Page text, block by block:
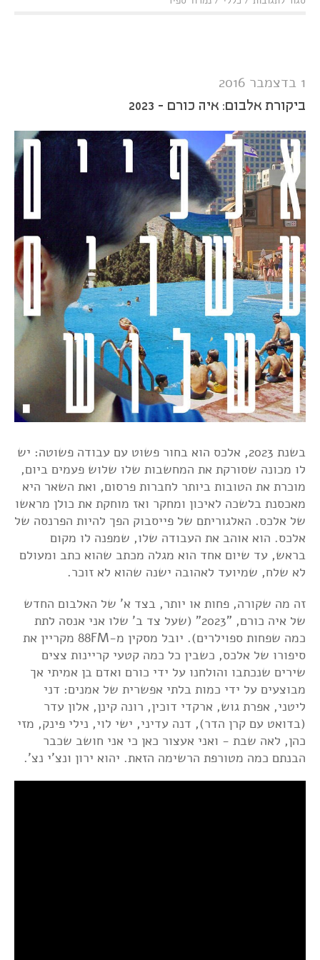
the
Wild
Heart
of Life
1 בדצמבר 2016
ביקורת אלבום: איה כורם - 2023
בשנת 2023, אלכס הוא בחור פשוט עם עבודה פשוטה: יש
לו מכונה שסורקת את המחשבות שלו שלוש פעמים ביום,
מוכרת את הטובות ביותר לחברות פרסום, ואת השאר היא
מאכסנת בלשכה לאיכון ומחקר ואז מוחקת את כולן מראשו
של אלכס. האלגוריתם של פייסבוק הפך להיות הפרנסה של
אלכס. הוא אוהב את העבודה שלו, שמפנה לו מקום
בראש, עד שיום אחד הוא מגלה מכתב שהוא כתב ומעולם
לא שלח, שמיועד לאהובה ישנה שהוא לא זוכר.
זה מה שקורה, פחות או יותר, בצד א' של האלבום החדש
של איה כורם, "2023" (שעל צד ב' שלו אני אנסה לתת
כמה שפחות ספוילרים). יובל מסקין מ-88FM מקריין את
סיפורו של אלכס, כשבין כל כמה קטעי קריינות צצים
שירים שנכתבו והולחנו על ידי כורם ואדם בן אמיתי אך
מבוצעים על ידי כמות בלתי אפשרית של אמנים: דני
ליטני, אפרת גוש, ארקדי דוכין, רונה קינן, אלון עדר
(בדואט עם קרן הדר), דנה עדיני, ישי לוי, נילי פינק, מזי
כהן, לאה שבת - ואני אעצור כאן כי אני חושב שכבר
הבנתם כמה מטורפת הרשימה הזאת. יהוא ירון ונצ'י נצ'.